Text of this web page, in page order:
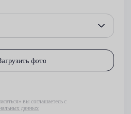
фото
вы соглашаетесь с
данных